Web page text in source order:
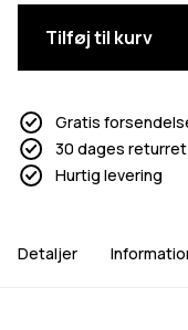
Tilføj til kurv
Gratis
30 dages returret
Hurtig levering
Detaljer